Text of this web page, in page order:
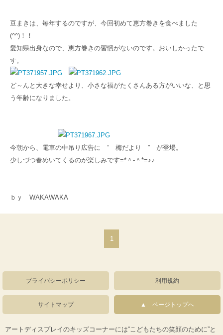
豆まきは、毎年するのですが、今回初めて恵方巻きを食べました
(^^)！！
愛知県出身なので、恵方巻きの習慣がないのです。おいしかったで
す。
ど～んと大きな幸せより、小さな福がたくさんある方がいいな、と思
う年齢になりました。
今朝から、電車の中吊り広告に “ 梅だより ” が登場。
少しづつ春めいてくるのが楽しみです=*＾-＾*=♪♪
ｂｙ WAKAWAKA
1
プライバシーポリシー 利用規約
サイトマップ ページトップへ
アートディスプレイのキッズコーナーには“こどもたちの笑顔のために”と